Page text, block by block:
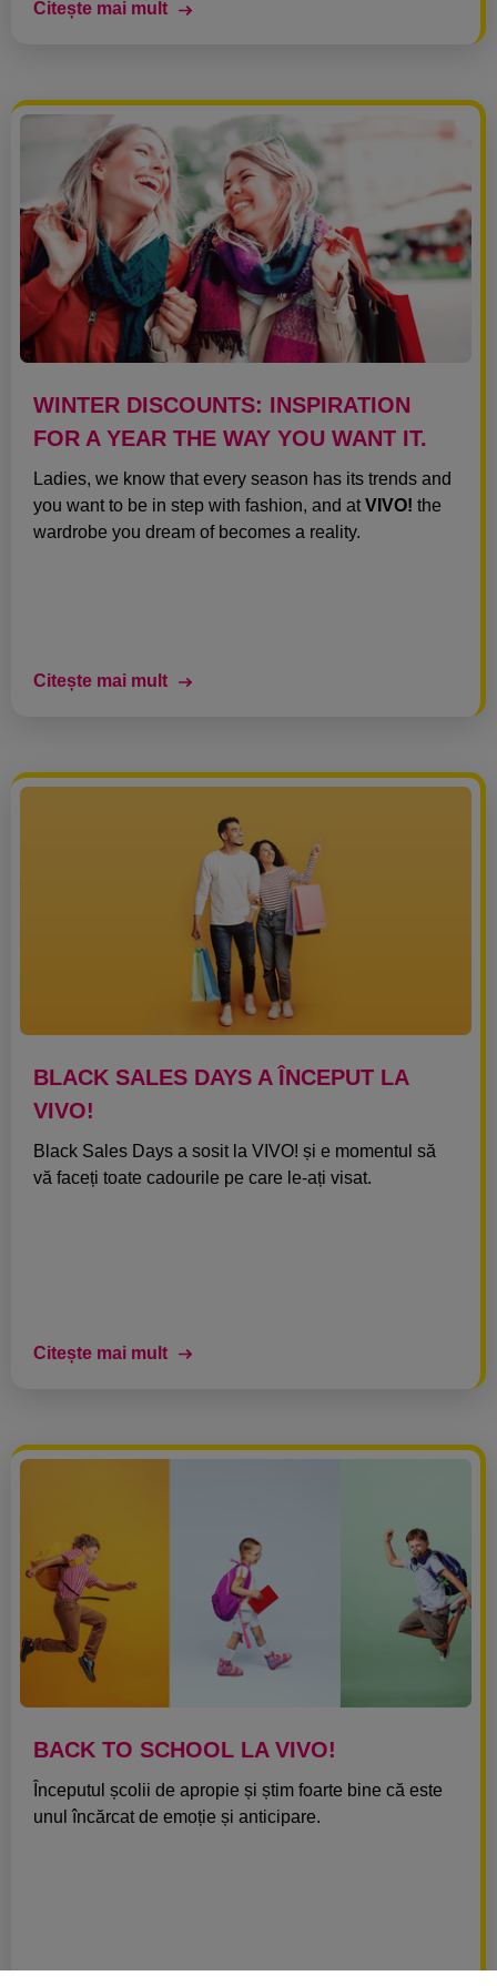
Citește mai mult
WINTER DISCOUNTS: INSPIRATION
FOR A YEAR THE WAY YOU WANT IT.
Ladies, we know that every season has its trends and
you want to be in step with fashion, and atVIVO! the
wardrobe you dream of becomes a reality.
Citește mai mult
BLACK SALES DAYS A ÎNCEPUT LA
VIVO!
Black Sales Days a sosit la VIVO! și e momentul să
vă faceți toate cadourile pe care le-ați visat.
Citește mai mult
BACK TO SCHOOL LA VIVO!
Începutul școlii de apropie și știm foarte bine că este
unul încărcat de emoție și anticipare.